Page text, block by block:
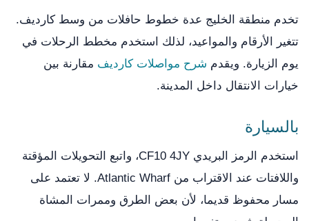
تخدم منطقة الخليج عدة خطوط حافلات من وسط كارديف.
تتغير الأرقام والمواعيد، لذلك استخدم مخطط الرحلات في
يوم الزيارة. ويقدم شرح مواصلات كارديف مقارنة بين
خيارات الانتقال داخل المدينة.
بالسيارة
استخدم الرمز البريدي CF10 4JY، واتبع التحويلات المؤقتة
واللافتات عند الاقتراب من Atlantic Wharf. لا تعتمد على
مسار محفوظ قديما، لأن بعض الطرق وممرات المشاة